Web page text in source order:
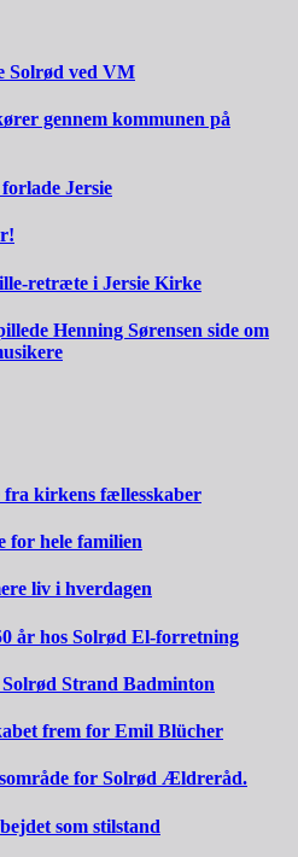
Solrød ved VM
gennem kommunen på
Jersie
retræte i Jersie Kirke
Henning Sørensen side om
kirkens fællesskaber
for hele familien
liv i hverdagen
år hos Solrød El-forretning
Strand Badminton
frem for Emil Blücher
for Solrød Ældreråd.
som stilstand